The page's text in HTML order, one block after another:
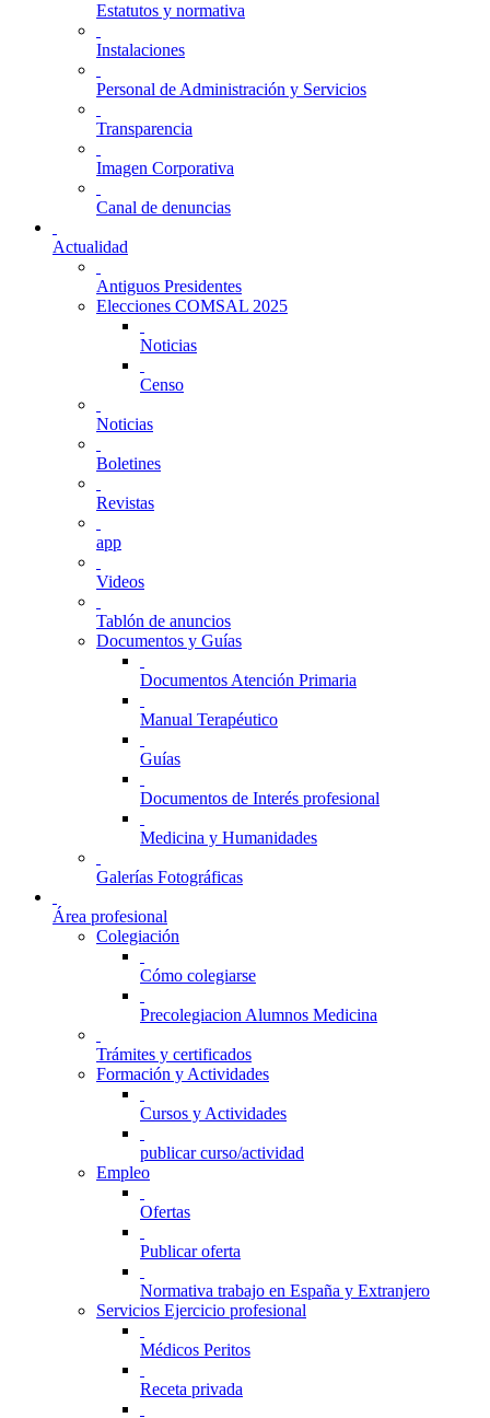
Estatutos y normativa
Instalaciones
Personal de Administración y Servicios
Transparencia
Imagen Corporativa
Canal de denuncias
Actualidad
Antiguos Presidentes
Elecciones COMSAL 2025
Noticias
Censo
Noticias
Boletines
Revistas
app
Videos
Tablón de anuncios
Documentos y Guías
Documentos Atención Primaria
Manual Terapéutico
Guías
Documentos de Interés profesional
Medicina y Humanidades
Galerías Fotográficas
Área profesional
Colegiación
Cómo colegiarse
Precolegiacion Alumnos Medicina
Trámites y certificados
Formación y Actividades
Cursos y Actividades
publicar curso/actividad
Empleo
Ofertas
Publicar oferta
Normativa trabajo en España y Extranjero
Servicios Ejercicio profesional
Médicos Peritos
Receta privada